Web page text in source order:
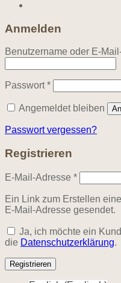
Anmelden
Benutzername oder E-
Passwort*Erforderlich
Angemeldet bleiben
Passwort vergessen?
Registrieren
E-Mail-Adresse *Erforderlich
Ein Link zum Erstellen
E-Mail-Adresse gesendet.
Ja, ich möchte ein
die Datenschutzerklärung.
Registrieren